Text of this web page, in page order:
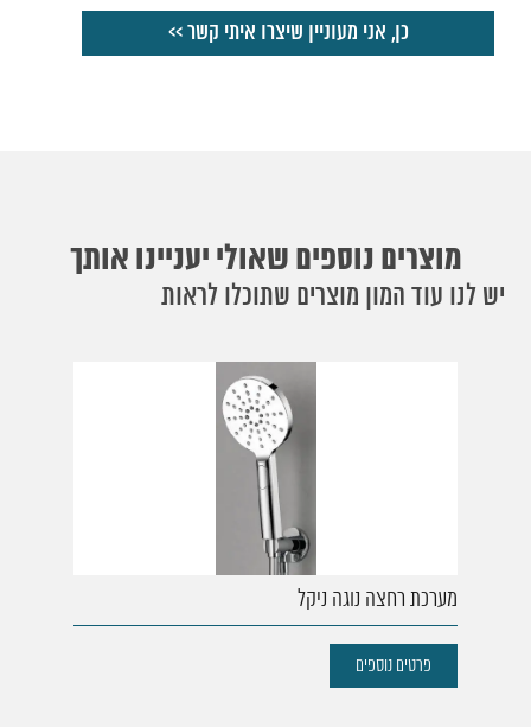
מוצרים נוספים שאולי יעניינו אותך
יש לנו עוד המון מוצרים שתוכלו לראות
מערכת רחצה נוגה ניקל
פרטים נוספים